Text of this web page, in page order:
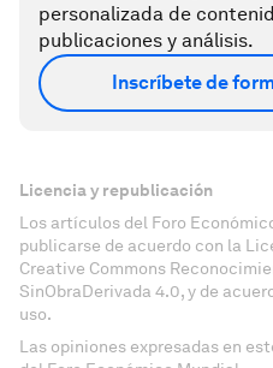
personalizada de
publicaciones y análisis.
Inscríbete de
Licencia y republicación
Los artículos del Foro
publicarse de acuerdo con la
Creative Commons
SinObraDerivada 4.0, y de
uso.
Las opiniones expresadas en